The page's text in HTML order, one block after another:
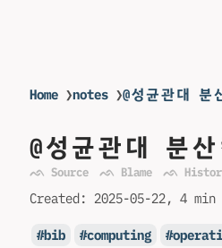
Home ❯notes ❯@성균관대 분
@성균관대 분
ᨒ Source ᨒ Blame ᨒ
Created: 2025-05-22 4 min
bib computing